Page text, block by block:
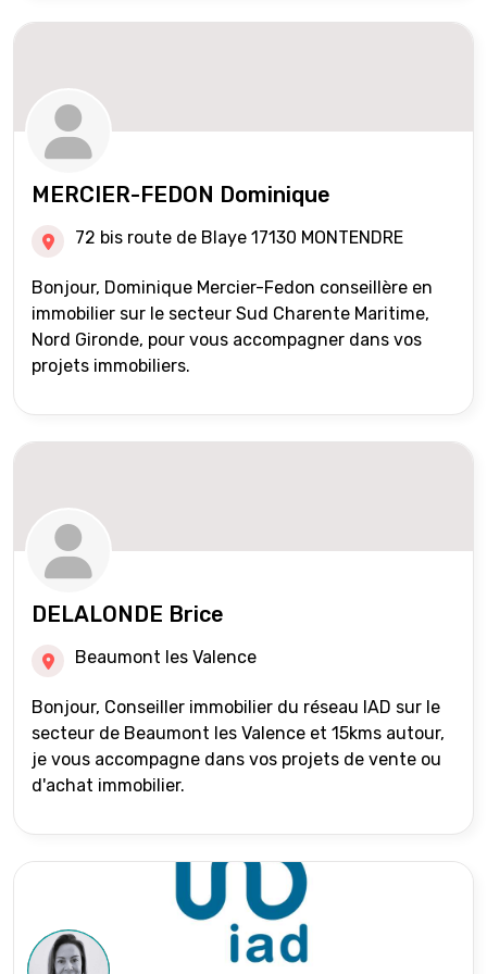
MERCIER-FEDON Dominique
72 bis route de Blaye 17130 MONTENDRE
Bonjour, Dominique Mercier-Fedon conseillère en
immobilier sur le secteur Sud Charente Maritime,
Nord Gironde, pour vous accompagner dans vos
projets immobiliers.
DELALONDE Brice
Beaumont les Valence
Bonjour, Conseiller immobilier du réseau IAD sur le
secteur de Beaumont les Valence et 15kms autour,
je vous accompagne dans vos projets de vente ou
d'achat immobilier.